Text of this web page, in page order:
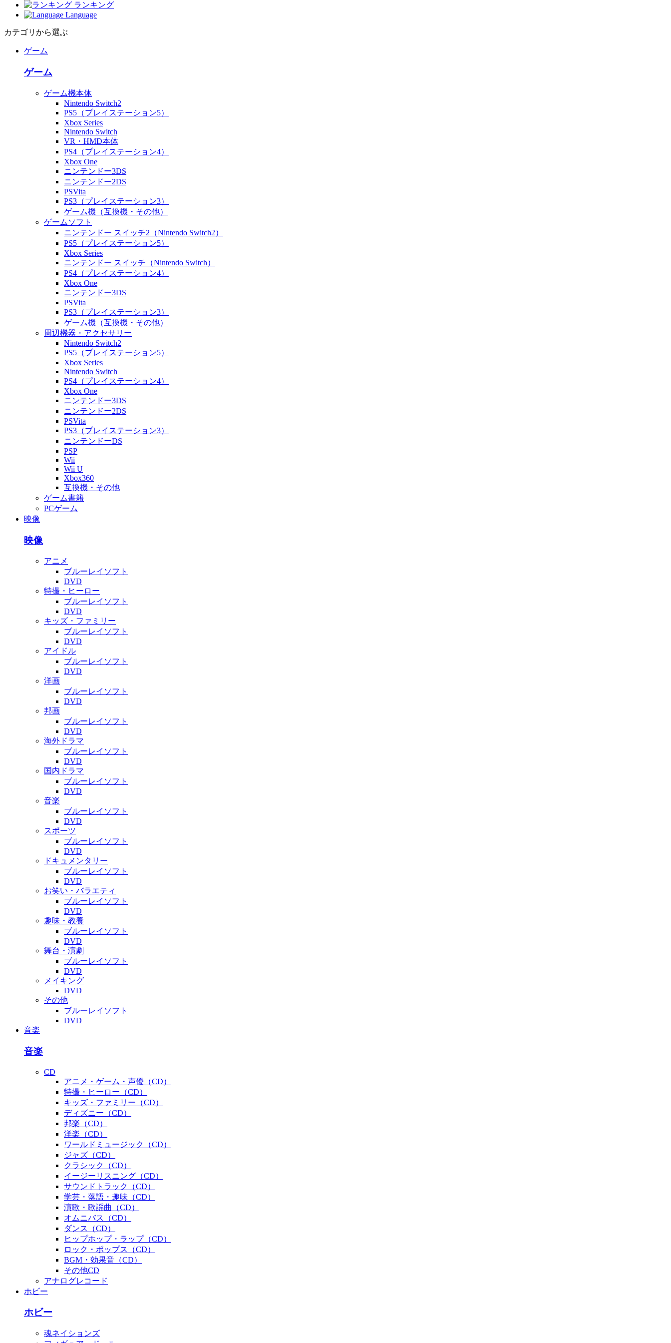
ランキング
Language
カテゴリから選ぶ
ゲーム
ゲーム
ゲーム機本体
Nintendo Switch2
PS5（プレイステーション5）
Xbox Series
Nintendo Switch
VR・HMD本体
PS4（プレイステーション4）
Xbox One
ニンテンドー3DS
ニンテンドー2DS
PSVita
PS3（プレイステーション3）
ゲーム機（互換機・その他）
ゲームソフト
ニンテンドー スイッチ2（Nintendo Switch2）
PS5（プレイステーション5）
Xbox Series
ニンテンドー スイッチ（Nintendo Switch）
PS4（プレイステーション4）
Xbox One
ニンテンドー3DS
PSVita
PS3（プレイステーション3）
ゲーム機（互換機・その他）
周辺機器・アクセサリー
Nintendo Switch2
PS5（プレイステーション5）
Xbox Series
Nintendo Switch
PS4（プレイステーション4）
Xbox One
ニンテンドー3DS
ニンテンドー2DS
PSVita
PS3（プレイステーション3）
ニンテンドーDS
PSP
Wii
Wii U
Xbox360
互換機・その他
ゲーム書籍
PCゲーム
映像
映像
アニメ
ブルーレイソフト
DVD
特撮・ヒーロー
ブルーレイソフト
DVD
キッズ・ファミリー
ブルーレイソフト
DVD
アイドル
ブルーレイソフト
DVD
洋画
ブルーレイソフト
DVD
邦画
ブルーレイソフト
DVD
海外ドラマ
ブルーレイソフト
DVD
国内ドラマ
ブルーレイソフト
DVD
音楽
ブルーレイソフト
DVD
スポーツ
ブルーレイソフト
DVD
ドキュメンタリー
ブルーレイソフト
DVD
お笑い・バラエティ
ブルーレイソフト
DVD
趣味・教養
ブルーレイソフト
DVD
舞台・演劇
ブルーレイソフト
DVD
メイキング
DVD
その他
ブルーレイソフト
DVD
音楽
音楽
CD
アニメ・ゲーム・声優（CD）
特撮・ヒーロー（CD）
キッズ・ファミリー（CD）
ディズニー（CD）
邦楽（CD）
洋楽（CD）
ワールドミュージック（CD）
ジャズ（CD）
クラシック（CD）
イージーリスニング（CD）
サウンドトラック（CD）
学芸・落語・趣味（CD）
演歌・歌謡曲（CD）
オムニバス（CD）
ダンス（CD）
ヒップホップ・ラップ（CD）
ロック・ポップス（CD）
BGM・効果音（CD）
その他CD
アナログレコード
ホビー
ホビー
魂ネイションズ